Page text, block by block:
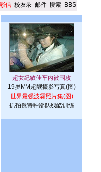
彩信-校友录-邮件-搜索- BBS
19岁MM超靓摄影写真(图)
世界最强波霸照片集(图)
抓拍俄特种部队残酷训练